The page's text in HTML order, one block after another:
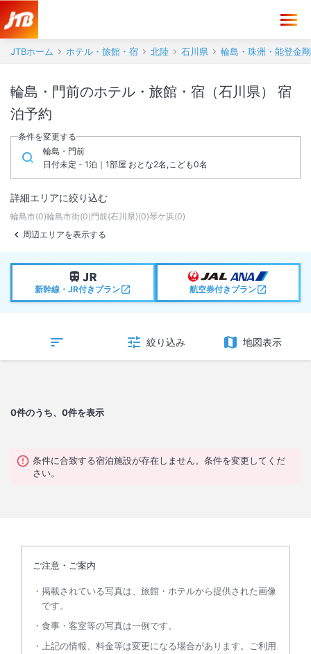
JTBホーム ホテル・旅館・宿 北陸 石川県 輪島・珠洲・能登金剛
輪島・門前のホテル・旅館・宿（石川県） 宿
泊予約
条件を変更する
輪島・門前
日付未定 - 1泊｜1部屋 おとな2名,こども0名
詳細エリアに絞り込む
輪島市(0)輪島市街(0)門前(石川県)(0)琴ケ浜(0)
周辺エリアを表示する
新幹線・JR付きプラン 航空券付きプラン
絞り込み 地図表示
0件のうち、0件を表示
条件に合致する宿泊施設が存在しません。条件を変更してくだ
さい。
ご注意・ご案内
掲載されている写真は、旅館・ホテルから提供された画像
です。
食事・客室等の写真は一例です。
上記の情報、料金等は変更になる場合があります。ご利用